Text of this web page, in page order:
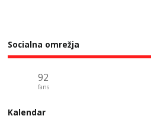
Socialna omrežja
92
fans
Kalendar